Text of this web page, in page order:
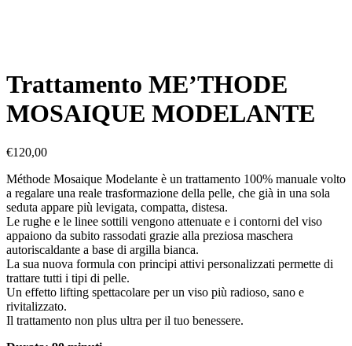
Trattamento ME’THODE
MOSAIQUE MODELANTE
€120,00
Méthode Mosaique Modelante è un trattamento 100% manuale volto
a regalare una reale trasformazione della pelle, che già in una sola
seduta appare più levigata, compatta, distesa.
Le rughe e le linee sottili vengono attenuate e i contorni del viso
appaiono da subito rassodati grazie alla preziosa maschera
autoriscaldante a base di argilla bianca.
La sua nuova formula con principi attivi personalizzati permette di
trattare tutti i tipi di pelle.
Un effetto lifting spettacolare per un viso più radioso, sano e
rivitalizzato.
Il trattamento non plus ultra per il tuo benessere.